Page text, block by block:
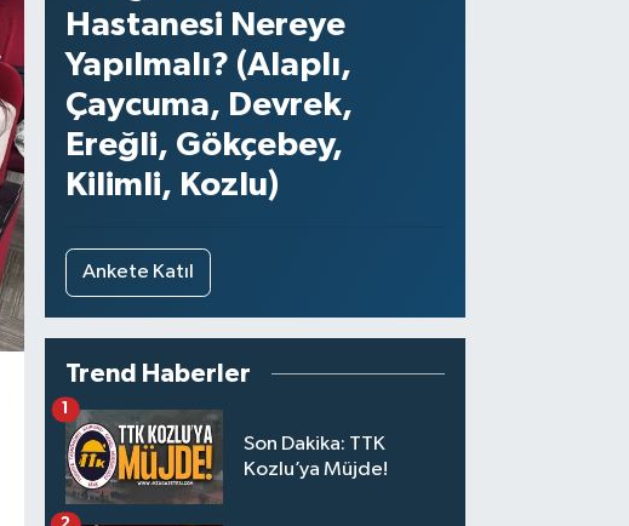
Hastanesi Nereye
Yapılmalı? (Alaplı,
Çaycuma, Devrek,
Ereğli, Gökçebey,
Kilimli, Kozlu)
Ankete Katıl
Trend Haberler
Son Dakika: TTK
Kozlu’ya Müjde!
1